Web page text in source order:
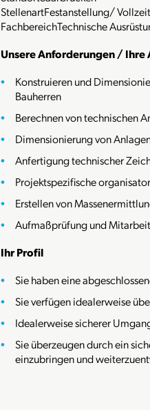
StellenartFestanstellung/ Vollzeit
FachbereichTechnische
Unsere Anforderungen / Ihre
Konstruieren und
Bauherren
Berechnen von technischen
Dimensionierung von
Anfertigung technischer
Projektspezifische
Erstellen von
Aufmaßprüfung und
Ihr Profil
Sie haben eine
Sie verfügen idealerweise
Idealerweise sicherer
Sie überzeugen durch ein
einzubringen und